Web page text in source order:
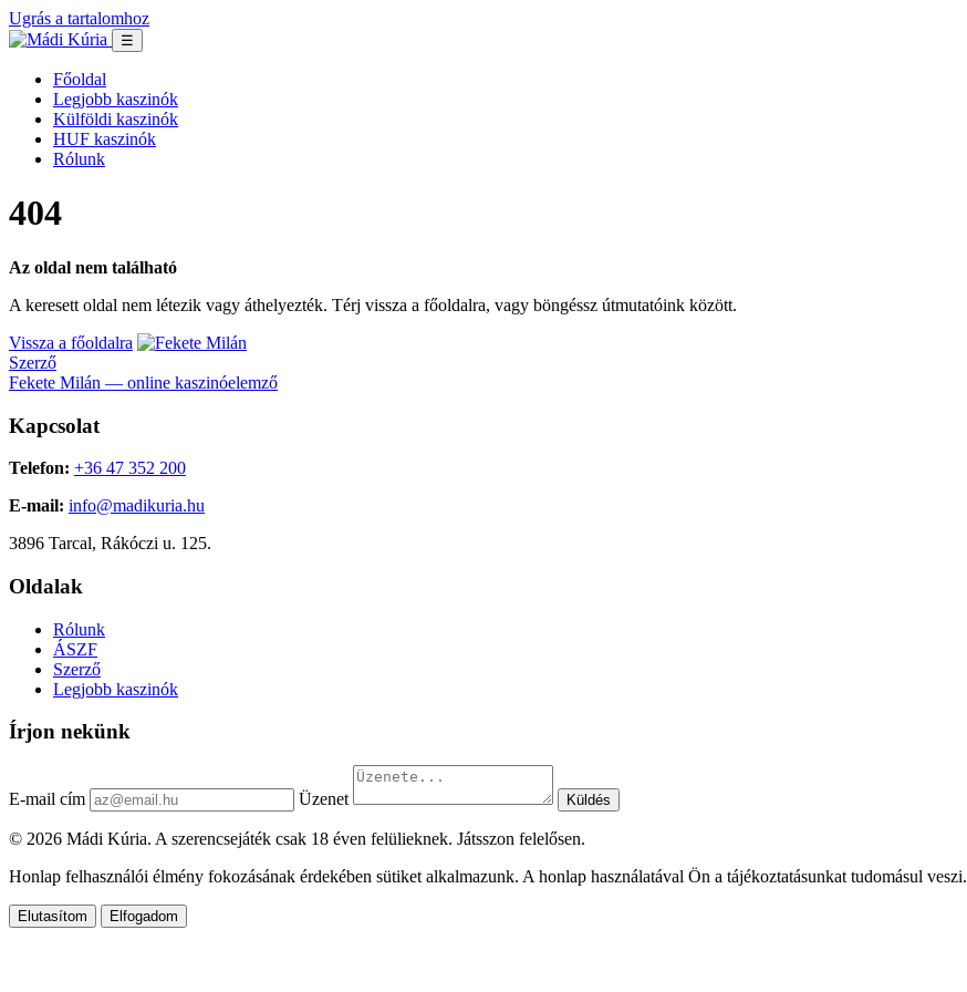
Ugrás a tartalomhoz
☰
Főoldal
Legjobb kaszinók
Külföldi kaszinók
HUF kaszinók
Rólunk
404
Az oldal nem található
A keresett oldal nem létezik vagy áthelyezték. Térj vissza a főoldalra, vagy böngéssz útmutatóink között.
Vissza a főoldalra
Szerző
Fekete Milán — online kaszinóelemző
Kapcsolat
Telefon: +36 47 352 200
E-mail: info@madikuria.hu
3896 Tarcal, Rákóczi u. 125.
Oldalak
Rólunk
ÁSZF
Szerző
Legjobb kaszinók
Írjon nekünk
E-mail cím Üzenet Küldés
© 2026 Mádi Kúria. A szerencsejáték csak 18 éven felülieknek. Játsszon felelősen.
Honlap felhasználói élmény fokozásának érdekében sütiket alkalmazunk. A honlap használatával Ön a tájékoztatásunkat tudomásul veszi.
Elutasítom Elfogadom